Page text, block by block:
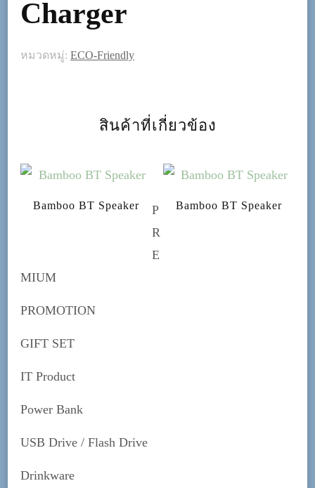
Charger
หมวดหมู่: ECO-Friendly
สินค้าที่เกี่ยวข้อง
Bamboo BT Speaker Bamboo BT Speaker
P
R
E
MIUM
PROMOTION
GIFT SET
IT Product
Power Bank
USB Drive / Flash Drive
Drinkware